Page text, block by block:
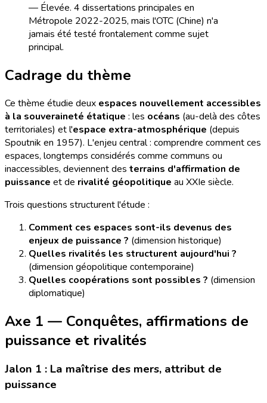
— Élevée. 4 dissertations principales en
Métropole 2022-2025, mais l'OTC (Chine) n'a
jamais été testé frontalement comme sujet
principal.
Cadrage du thème
Ce thème étudie deux espaces nouvellement accessibles
à la souveraineté étatique : les océans (au-delà des côtes
territoriales) et l'espace extra-atmosphérique (depuis
Spoutnik en 1957). L'enjeu central : comprendre comment ces
espaces, longtemps considérés comme communs ou
inaccessibles, deviennent des terrains d'affirmation de
puissance et de rivalité géopolitique au XXIe siècle.
Trois questions structurent l'étude :
Comment ces espaces sont-ils devenus des
enjeux de puissance ? (dimension historique)
Quelles rivalités les structurent aujourd'hui ?
(dimension géopolitique contemporaine)
Quelles coopérations sont possibles ? (dimension
diplomatique)
Axe 1 — Conquêtes, affirmations de
puissance et rivalités
Jalon 1 : La maîtrise des mers, attribut de
puissance